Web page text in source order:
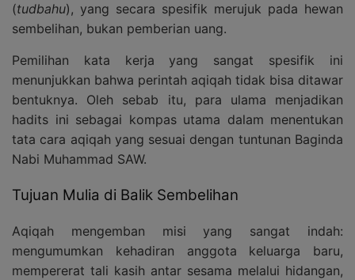
(tudbahu), yang secara spesifik merujuk pada hewan
sembelihan, bukan pemberian uang.
Pemilihan kata kerja yang sangat spesifik ini
menunjukkan bahwa perintah aqiqah tidak bisa ditawar
bentuknya. Oleh sebab itu, para ulama menjadikan
hadits ini sebagai kompas utama dalam menentukan
tata cara aqiqah yang sesuai dengan tuntunan Baginda
Nabi Muhammad SAW.
Tujuan Mulia di Balik Sembelihan
Aqiqah mengemban misi yang sangat indah:
mengumumkan kehadiran anggota keluarga baru,
mempererat tali kasih antar sesama melalui hidangan,